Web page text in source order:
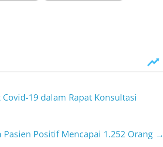
Covid-19 dalam Rapat Konsultasi
Positif Mencapai 1.252 Orang →